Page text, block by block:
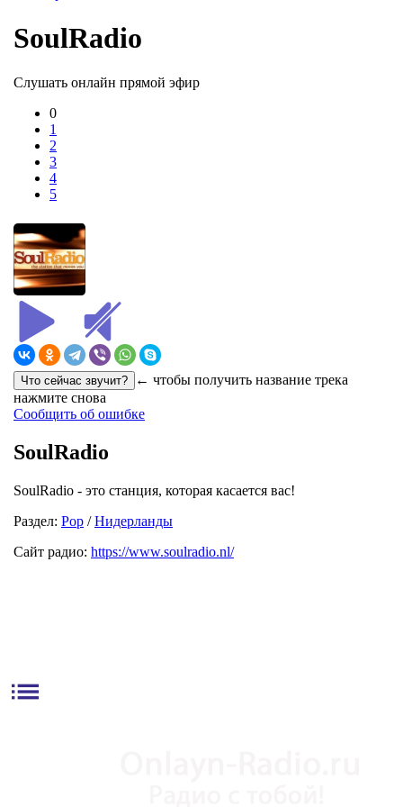
SoulRadio
Слушать онлайн прямой эфир
0
1
2
3
4
5
← чтобы получить название трека
нажмите снова
Сообщить об ошибке
SoulRadio
SoulRadio - это станция, которая касается вас!
Раздел: Pop /Нидерланды
Сайт радио: https://www.soulradio.nl/
list